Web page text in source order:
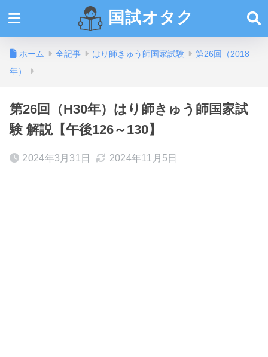
国試オタク
ホーム 全記事 はり師きゅう師国家試験
第26回（2018
年）
第26回（H30年）はり師きゅう師国家試
験 解説【午後126～130】
2024年3月31日 2024年11月5日